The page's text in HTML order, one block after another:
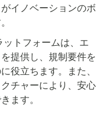
イノベーションのボ
トフォームは、エ
提供し、規制要件を
役立ちます。また、
チャーにより、安心
ます。